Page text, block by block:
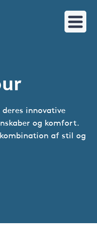
innovative
og komfort.
af stil og